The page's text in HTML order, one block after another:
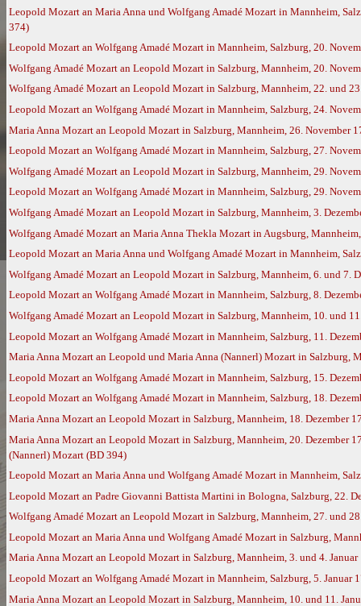
Leopold Mozart an Maria Anna und Wolfgang Amadé Mozart in Mannheim,
374)
Leopold Mozart an Wolfgang Amadé Mozart in Mannheim, Salzburg, 20.
Wolfgang Amadé Mozart an Leopold Mozart in Salzburg, Mannheim, 20.
Wolfgang Amadé Mozart an Leopold Mozart in Salzburg, Mannheim, 22. und
Leopold Mozart an Wolfgang Amadé Mozart in Mannheim, Salzburg, 24.
Maria Anna Mozart an Leopold Mozart in Salzburg, Mannheim, 26. November
Leopold Mozart an Wolfgang Amadé Mozart in Mannheim, Salzburg, 27.
Wolfgang Amadé Mozart an Leopold Mozart in Salzburg, Mannheim, 29.
Leopold Mozart an Wolfgang Amadé Mozart in Mannheim, Salzburg, 29.
Wolfgang Amadé Mozart an Leopold Mozart in Salzburg, Mannheim, 3.
Wolfgang Amadé Mozart an Maria Anna Thekla Mozart in Augsburg,
Leopold Mozart an Maria Anna und Wolfgang Amadé Mozart in Mannheim,
Wolfgang Amadé Mozart an Leopold Mozart in Salzburg, Mannheim, 6. und 7.
Leopold Mozart an Wolfgang Amadé Mozart in Mannheim, Salzburg, 8.
Wolfgang Amadé Mozart an Leopold Mozart in Salzburg, Mannheim, 10. und
Leopold Mozart an Wolfgang Amadé Mozart in Mannheim, Salzburg, 11.
Maria Anna Mozart an Leopold und Maria Anna (Nannerl) Mozart in Salzburg,
Leopold Mozart an Wolfgang Amadé Mozart in Mannheim, Salzburg, 15.
Leopold Mozart an Wolfgang Amadé Mozart in Mannheim, Salzburg, 18.
Maria Anna Mozart an Leopold Mozart in Salzburg, Mannheim, 18. Dezember
Maria Anna Mozart an Leopold Mozart in Salzburg, Mannheim, 20. Dezember
(Nannerl) Mozart (BD 394)
Leopold Mozart an Maria Anna und Wolfgang Amadé Mozart in Mannheim,
Leopold Mozart an Padre Giovanni Battista Martini in Bologna, Salzburg, 22.
Wolfgang Amadé Mozart an Leopold Mozart in Salzburg, Mannheim, 27. und
Leopold Mozart an Maria Anna und Wolfgang Amadé Mozart in Salzburg,
Maria Anna Mozart an Leopold Mozart in Salzburg, Mannheim, 3. und 4.
Leopold Mozart an Wolfgang Amadé Mozart in Mannheim, Salzburg, 5. Januar
Maria Anna Mozart an Leopold Mozart in Salzburg, Mannheim, 10. und 11.